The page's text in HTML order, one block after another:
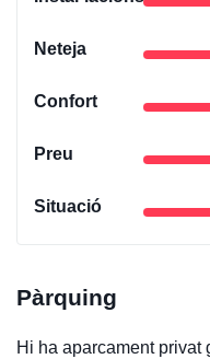
Neteja
Confort
Preu
Situació
Pàrquing
Hi ha aparcament privat